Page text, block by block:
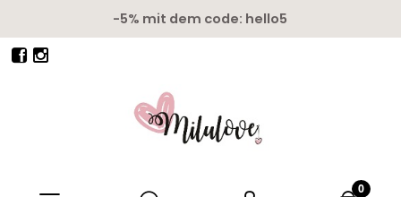
Kostenloser Versand ab 150 euro